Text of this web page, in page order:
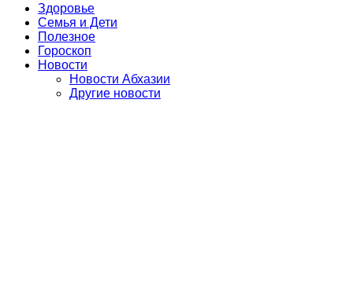
Здоровье
Семья и Дети
Полезное
Гороскоп
Новости
Новости Абхазии
Другие новости